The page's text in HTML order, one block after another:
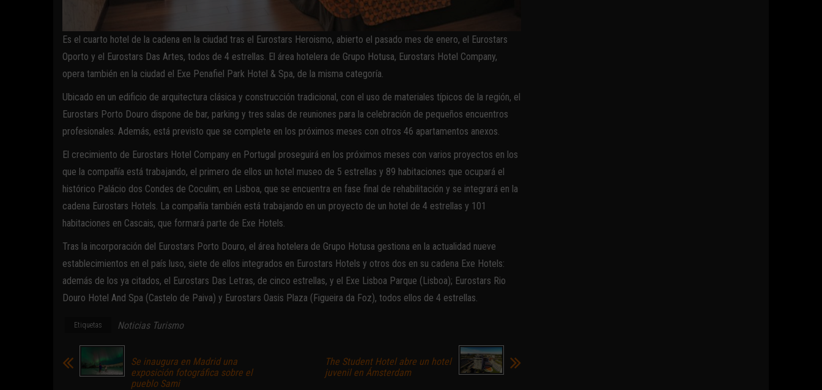
Es el cuarto hotel de la cadena en la ciudad tras el Eurostars Heroismo, abierto el pasado mes de enero, el Eurostars
Oporto y el Eurostars Das Artes, todos de 4 estrellas. El área hotelera de Grupo Hotusa, Eurostars Hotel Company,
opera también en la ciudad el Exe Penafiel Park Hotel & Spa, de la misma categoría.
Ubicado en un edificio de arquitectura clásica y construcción tradicional, con el uso de materiales típicos de la región, el
Eurostars Porto Douro dispone de bar, parking y tres salas de reuniones para la celebración de pequeños encuentros
profesionales. Además, está previsto que se complete en los próximos meses con otros 46 apartamentos anexos.
El crecimiento de Eurostars Hotel Company en Portugal proseguirá en los próximos meses con varios proyectos en los
que la compañía está trabajando, el primero de ellos un hotel museo de 5 estrellas y 89 habitaciones que ocupará el
histórico Palácio dos Condes de Coculim, en Lisboa, que se encuentra en fase final de rehabilitación y se integrará en la
cadena Eurostars Hotels. La compañía también está trabajando en un proyecto de un hotel de 4 estrellas y 101
habitaciones en Cascais, que formará parte de Exe Hotels.
Tras la incorporación del Eurostars Porto Douro, el área hotelera de Grupo Hotusa gestiona en la actualidad nueve
establecimientos en el país luso, siete de ellos integrados en Eurostars Hotels y otros dos en su cadena Exe Hotels:
además de los ya citados, el Eurostars Das Letras, de cinco estrellas, y el Exe Lisboa Parque (Lisboa); Eurostars Rio
Douro Hotel And Spa (Castelo de Paiva) y Eurostars Oasis Plaza (Figueira da Foz), todos ellos de 4 estrellas.
Etiquetas Noticias Turismo
Se inaugura en Madrid una
exposición fotográfica sobre el
pueblo Sami
The Student Hotel abre un hotel
juvenil en Ámsterdam